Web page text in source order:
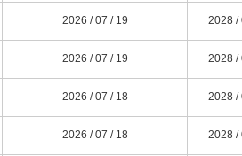
2026 / 07 / 19 2028 /
2026 / 07 / 19 2028 /
2026 / 07 / 18 2028 /
2026 / 07 / 18 2028 /